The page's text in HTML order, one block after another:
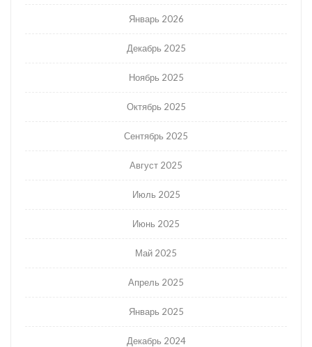
Январь 2026
Декабрь 2025
Ноябрь 2025
Октябрь 2025
Сентябрь 2025
Август 2025
Июль 2025
Июнь 2025
Май 2025
Апрель 2025
Январь 2025
Декабрь 2024